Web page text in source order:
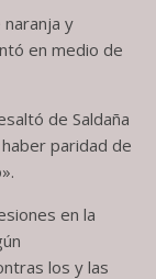
y
en medio de
de Saldaña
paridad de
en la
los y las